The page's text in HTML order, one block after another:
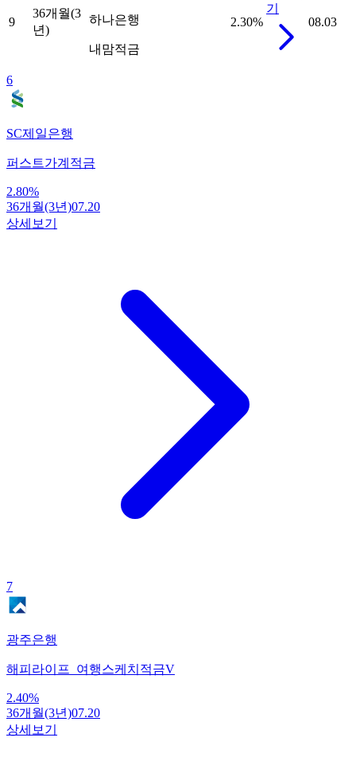
9
36개월(3
년)
하나은행
내맘적금
2.30%
기
08.03
6
SC제일은행
퍼스트가계적금
2.80%
36개월(3년)07.20
상세보기
7
광주은행
해피라이프_여행스케치적금V
2.40%
36개월(3년)07.20
상세보기